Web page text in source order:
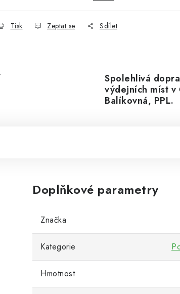
Tisk Zeptat se Sdílet
Spolehlivá
výdejních míst v
Balíkovná, PPL.
Doplňkové parametry
Značka
Kategorie
Hmotnost